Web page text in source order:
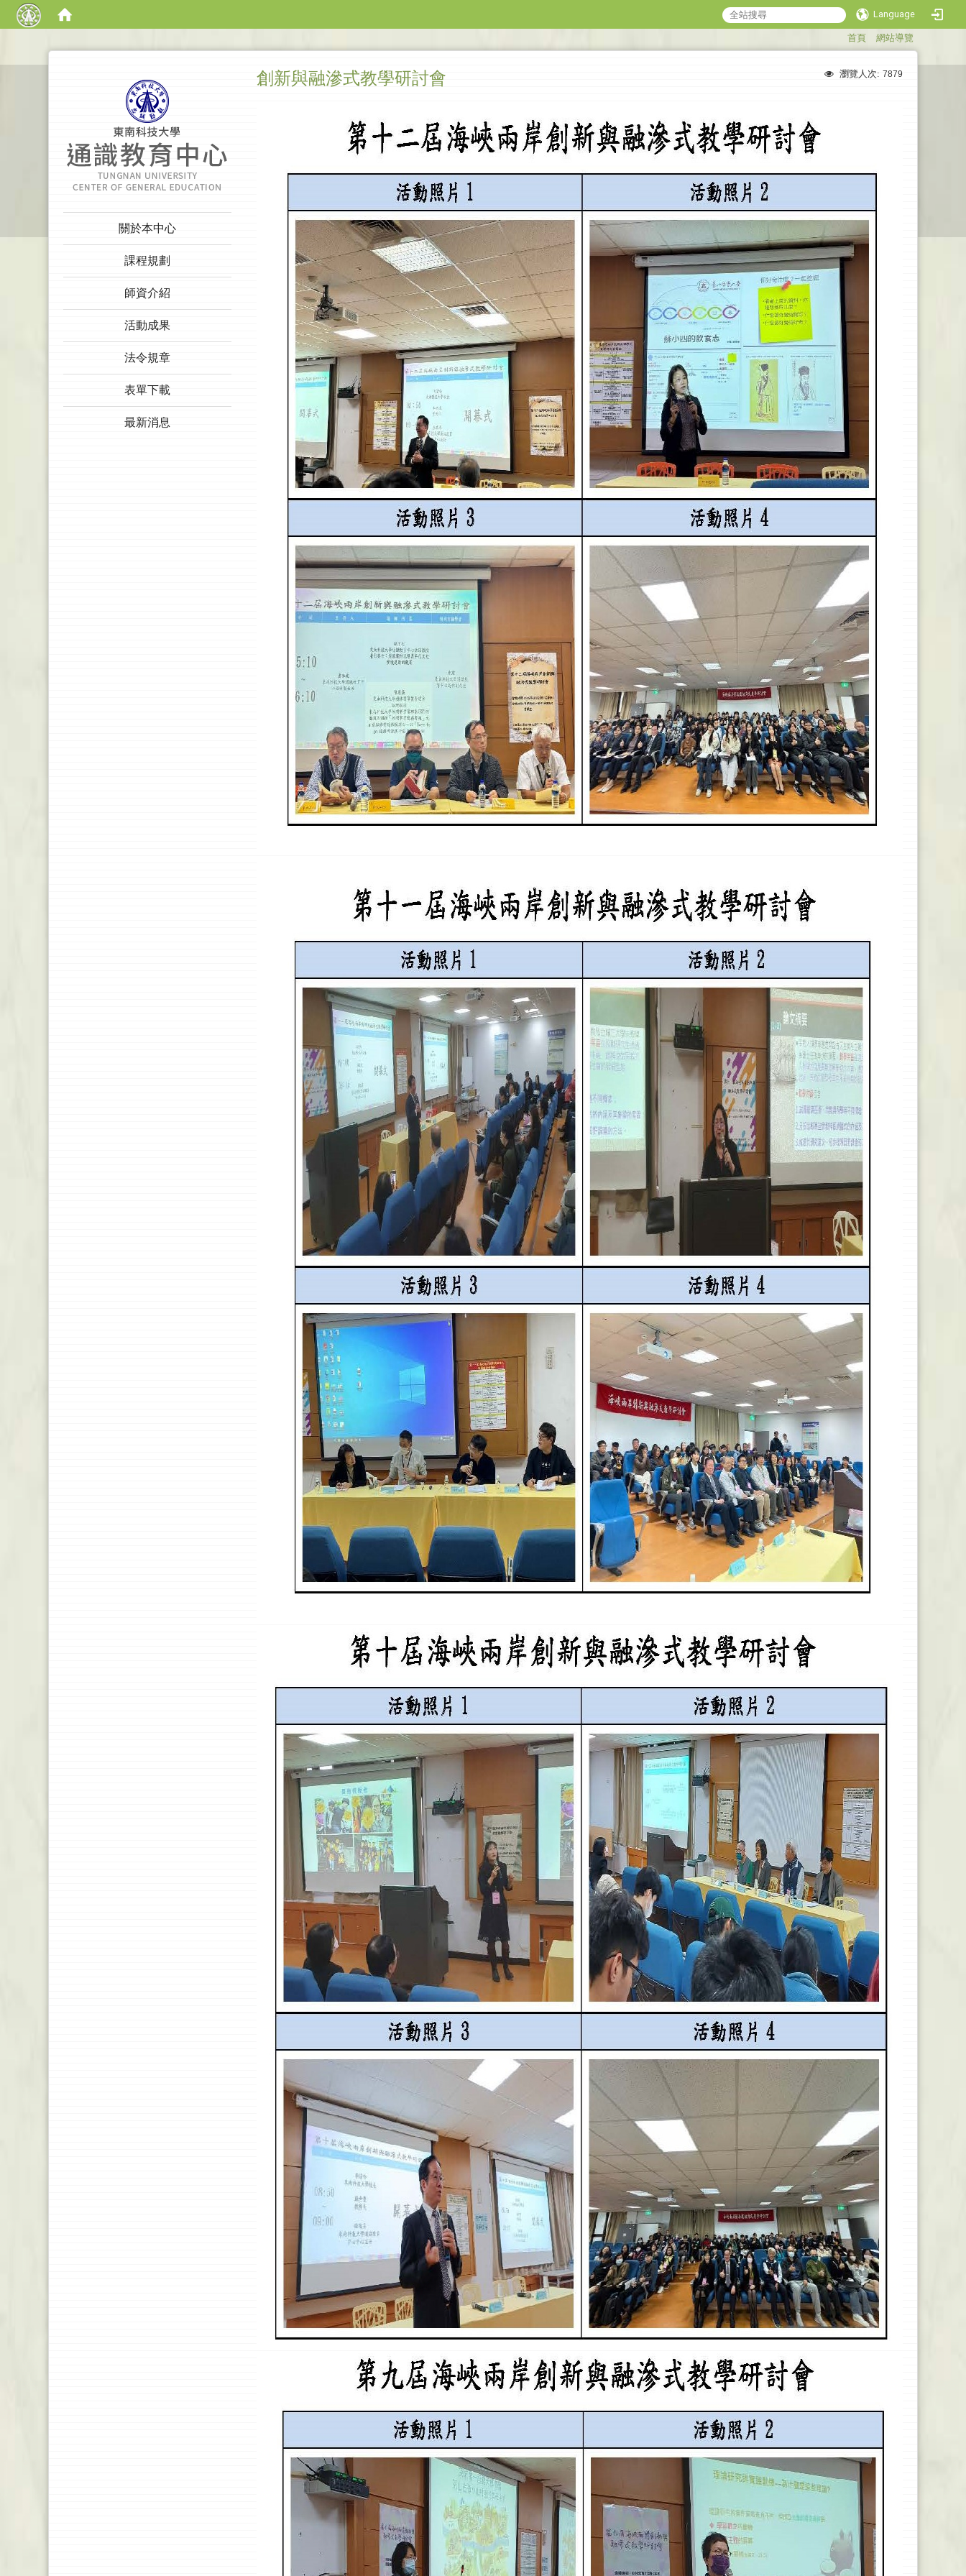
Language
首頁 網站導覽
關於本中心
課程規劃
師資介紹
活動成果
法令規章
表單下載
最新消息
瀏覽人次: 7879
創新與融滲式教學研討會